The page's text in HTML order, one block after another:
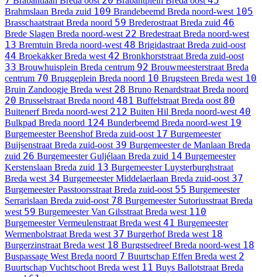
Brahmslaan Breda zuid 109 Brandebeemd Breda noord-west 105
Brasschaatstraat Breda noord 59 Brederostraat Breda zuid 46
Brede Slagen Breda noord-west 22 Bredestraat Breda noord-west
13 Bremtuin Breda noord-west 48 Brigidastraat Breda zuid-oost
44 Broekakker Breda west 42 Bronkhorststraat Breda zuid-oost
33 Brouwhuisplein Breda centrum 92 Brouwmeesterstraat Breda
centrum 70 Bruggeplein Breda noord 10 Brugsteen Breda west 10
Bruin Zandoogje Breda west 28 Bruno Renardstraat Breda noord
20 Brusselstraat Breda noord 481 Buffelstraat Breda oost 80
Buitenerf Breda noord-west 212 Buiten Hil Breda noord-west 40
Bulkpad Breda noord 124 Bunderbeemd Breda noord-west 19
Burgemeester Beenshof Breda zuid-oost 17 Burgemeester
Buijsenstraat Breda zuid-oost 39 Burgemeester de Manlaan Breda
zuid 26 Burgemeester Guljélaan Breda zuid 14 Burgemeester
Kerstenslaan Breda zuid 13 Burgemeester Luysterburghstraat
Breda west 34 Burgemeester Middelaerlaan Breda zuid-oost 37
Burgemeester Passtoorsstraat Breda zuid-oost 55 Burgemeester
Serrarislaan Breda zuid-oost 78 Burgemeester Sutoriusstraat Breda
west 59 Burgemeester Van Gilsstraat Breda west 110
Burgemeester Vermeulenstraat Breda west 41 Burgemeester
Wermenbolstraat Breda west 37 Burgerhof Breda west 18
Burgerzinstraat Breda west 18 Burgstsedreef Breda noord-west 18
Buspassage West Breda noord 7 Buurtschap Effen Breda west 2
Buurtschap Vuchtschoot Breda west 11 Buys Ballotstraat Breda